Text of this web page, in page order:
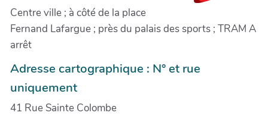
Centre ville ; à côté de la place
Fernand Lafargue ; près du palais des sports ; TRAM A
arrêt
Adresse cartographique : N° et rue
uniquement
41 Rue Sainte Colombe